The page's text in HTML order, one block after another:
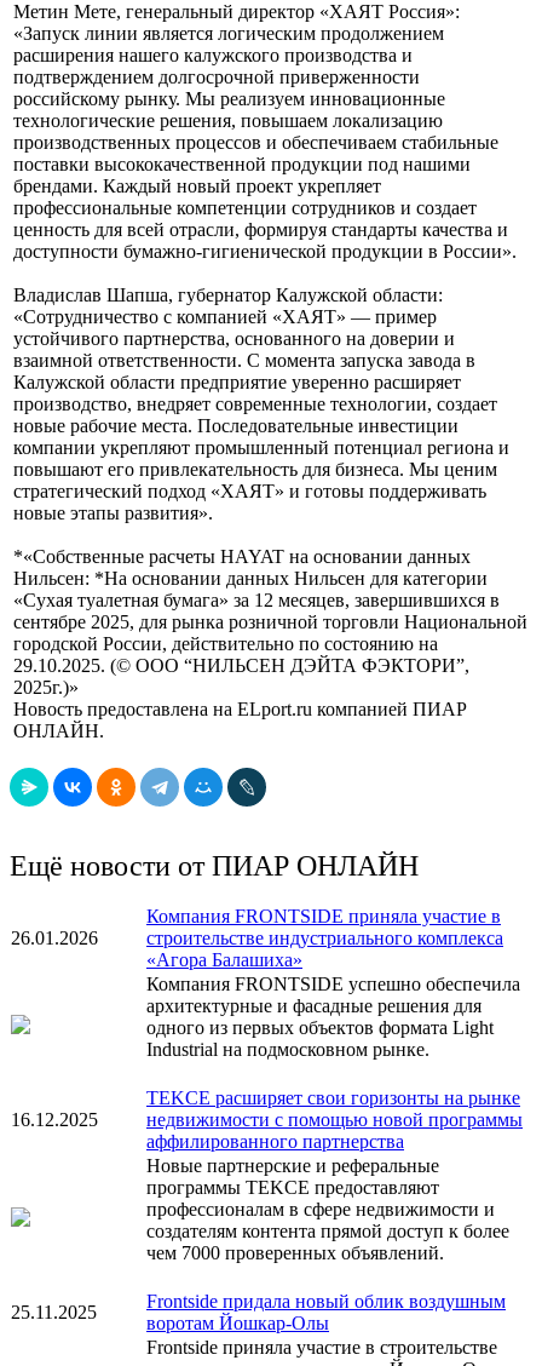
Метин Мете, генеральный директор «ХАЯТ Россия»:
«Запуск линии является логическим продолжением
расширения нашего калужского производства и
подтверждением долгосрочной приверженности
российскому рынку. Мы реализуем инновационные
технологические решения, повышаем локализацию
производственных процессов и обеспечиваем стабильные
поставки высококачественной продукции под нашими
брендами. Каждый новый проект укрепляет
профессиональные компетенции сотрудников и создает
ценность для всей отрасли, формируя стандарты качества и
доступности бумажно-гигиенической продукции в России».
Владислав Шапша, губернатор Калужской области:
«Сотрудничество с компанией «ХАЯТ» — пример
устойчивого партнерства, основанного на доверии и
взаимной ответственности. С момента запуска завода в
Калужской области предприятие уверенно расширяет
производство, внедряет современные технологии, создает
новые рабочие места. Последовательные инвестиции
компании укрепляют промышленный потенциал региона и
повышают его привлекательность для бизнеса. Мы ценим
стратегический подход «ХАЯТ» и готовы поддерживать
новые этапы развития».
*«Собственные расчеты HAYAT на основании данных
Нильсен: *На основании данных Нильсен для категории
«Сухая туалетная бумага» за 12 месяцев, завершившихся в
сентябре 2025, для рынка розничной торговли Национальной
городской России, действительно по состоянию на
29.10.2025. (© ООО “НИЛЬСЕН ДЭЙТА ФЭКТОРИ”,
2025г.)»
Новость предоставлена на ELport.ru компанией ПИАР
ОНЛАЙН.
Ещё новости от ПИАР ОНЛАЙН
26.01.2026
Компания FRONTSIDE приняла участие в
строительстве индустриального комплекса
«Агора Балашиха»
Компания FRONTSIDE успешно обеспечила
архитектурные и фасадные решения для
одного из первых объектов формата Light
Industrial на подмосковном рынке.
16.12.2025
TEKCE расширяет свои горизонты на рынке
недвижимости с помощью новой программы
аффилированного партнерства
Новые партнерские и реферальные
программы TEKCE предоставляют
профессионалам в сфере недвижимости и
создателям контента прямой доступ к более
чем 7000 проверенных объявлений.
25.11.2025
Frontside придала новый облик воздушным
воротам Йошкар-Олы
Frontside приняла участие в строительстве